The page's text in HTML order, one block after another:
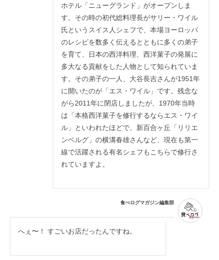
ホテル「ニューグランド」がオープンしま
す。その時の初代総料理長がサリー・ワイル
氏というスイス人シェフで、本場ヨーロッパ
のレシピを数多く伝えるとともに多くの弟子
を育て、日本の西洋料理、西洋菓子の発展に
多大なる貢献をした人物として知られていま
す。その弟子の一人、大谷長吉さんが1951年
に開いたのが「エス・ワイル」です。残念な
がら2011年に閉店しましたが、1970年当時
は「本格西洋菓子を修行するならエス・ワイ
ル」といわれたほどで、新百合ヶ丘「リリエ
ンベルグ」の横溝春雄さんなど、現在も第一
線で活躍される有名シェフもこちらで修行さ
れていますよ。
食べログマガジン編集部
へぇ〜！ すごいお店だったんですね。